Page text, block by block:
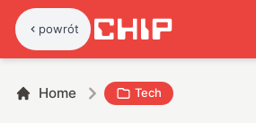
powrót
Home Tech